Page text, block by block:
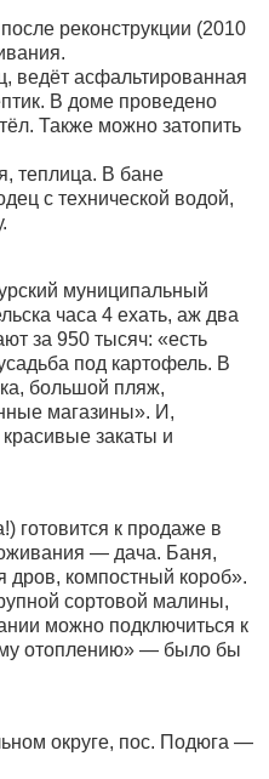
реконструкции (2010
ведёт асфальтированная
В доме проведено
Также можно затопить
теплица. В бане
с технической водой,
муниципальный
часа 4 ехать, аж два
за 950 тысяч: «есть
под картофель. В
большой пляж,
магазины». И,
закаты и
готовится к продаже в
— дача. Баня,
дров, компостный короб».
сортовой малины,
можно подключиться к
отоплению» — было бы
округе, пос. Подюга —